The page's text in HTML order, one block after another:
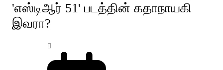
'எஸ்டிஆர் 51' படத்தின் கதாநாயகி
இவரா?